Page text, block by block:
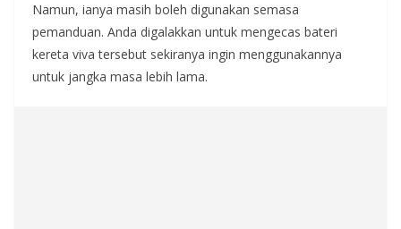
Namun, ianya masih boleh digunakan semasa
pemanduan. Anda digalakkan untuk mengecas bateri
kereta viva tersebut sekiranya ingin menggunakannya
untuk jangka masa lebih lama.